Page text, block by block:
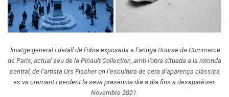
Imatge general i detall de l’obra exposada a l’antiga Bourse de Commerce
de París, actual seu de la Pinault Collection, amb l’obra situada a la rotonda
central, de l’artista Urs Fischer on l’escultura de cera d’aparença clàssica
es va cremant i perdent la seva presència dia a dia fins a desaparèixer.
Novembre 2021.